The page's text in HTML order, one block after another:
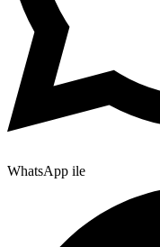
WhatsApp ile